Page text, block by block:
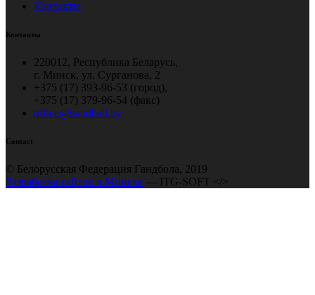
Контакты
Контакты
220012, Республика Беларусь,
г. Минск, ул. Сурганова, 2
+375 (17) 393-96-53 (город),
+375 (17) 379-96-54 (факс)
office@handball.by
Contact
© Белорусская Федерация Гандбола, 2019
Разработка сайтов в Минске — ITG-SOFT </>